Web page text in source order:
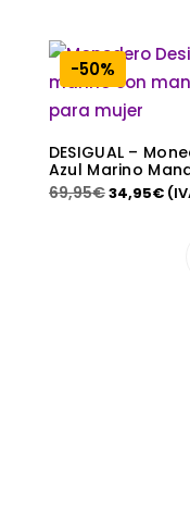
-50%
DESIGUAL –
Azul Marino
69,95€34,95€